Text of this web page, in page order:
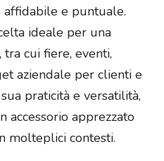
e puntuale.
ideale per una
cui fiere, eventi,
aziendale per clienti e
praticità e versatilità,
accessorio apprezzato
molteplici contesti.